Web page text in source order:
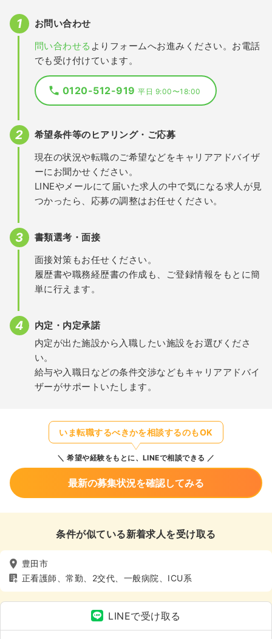
お問い合わせ
問い合わせる よりフォームへお進みください。お電話
でも受け付けています。
0120-512-919平日 9:00〜18:00
希望条件等のヒアリング・ご応募
現在の状況や転職のご希望などをキャリアアドバイザ
ーにお聞かせください。
LINEやメールにて届いた求人の中で気になる求人が見
つかったら、応募の調整はお任せください。
書類選考・面接
面接対策もお任せください。
履歴書や職務経歴書の作成も、ご登録情報をもとに簡
単に行えます。
内定・内定承諾
内定が出た施設から入職したい施設をお選びくださ
い。
給与や入職日などの条件交渉などもキャリアアドバイ
ザーがサポートいたします。
いま転職するべきかを相談するのもOK
希望や経験をもとに、LINEで相談できる
最新の募集状況を確認してみる
条件が似ている新着求人を受け取る
豊田市
正看護師、常勤、2交代、一般病院、ICU系
LINEで受け取る